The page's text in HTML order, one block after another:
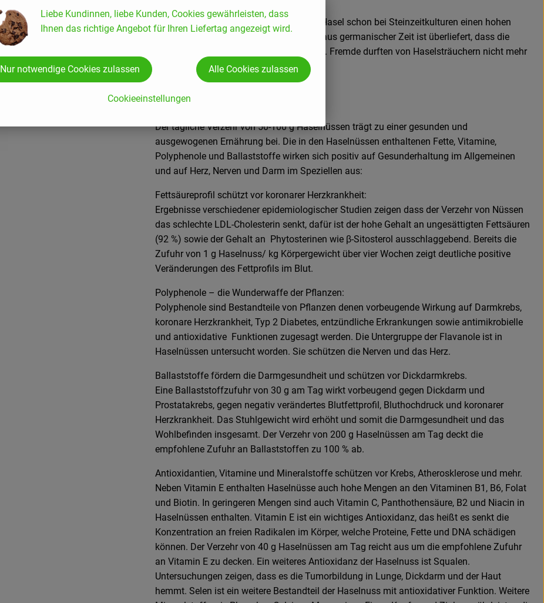
Als sehr altes Nahrungsmittel dürfte die Hasel schon bei Steinzeitkulturen einen hohen
Stellenwert besessen haben. Zumindest aus germanischer Zeit ist überliefert, dass die
„Frau Haselin“ nicht gefällt werden durfte. Fremde durften von Haselsträuchern nicht mehr
als eine Handvoll Nüsse nehmen.
Was ist drin?
Der tägliche Verzehr von 50-100 g Haselnüssen trägt zu einer gesunden und
ausgewogenen Ernährung bei. Die in den Haselnüssen enthaltenen Fette, Vitamine,
Polyphenole und Ballaststoffe wirken sich positiv auf Gesunderhaltung im Allgemeinen
und auf Herz, Nerven und Darm im Speziellen aus:
Fettsäureprofil schützt vor koronarer Herzkrankheit:
Ergebnisse verschiedener epidemiologischer Studien zeigen dass der Verzehr von Nüssen
das schlechte LDL-Cholesterin senkt, dafür ist der hohe Gehalt an ungesättigten Fettsäuren
(92 %) sowie der Gehalt an Phytosterinen wie β-Sitosterol ausschlaggebend. Bereits die
Zufuhr von 1 g Haselnuss/ kg Körpergewicht über vier Wochen zeigt deutliche positive
Veränderungen des Fettprofils im Blut.
Polyphenole – die Wunderwaffe der Pflanzen:
Polyphenole sind Bestandteile von Pflanzen denen vorbeugende Wirkung auf Darmkrebs,
koronare Herzkrankheit, Typ 2 Diabetes, entzündliche Erkrankungen sowie antimikrobielle
und antioxidative Funktionen zugesagt werden. Die Untergruppe der Flavanole ist in
Haselnüssen untersucht worden. Sie schützen die Nerven und das Herz.
Ballaststoffe fördern die Darmgesundheit und schützen vor Dickdarmkrebs.
Eine Ballaststoffzufuhr von 30 g am Tag wirkt vorbeugend gegen Dickdarm und
Prostatakrebs, gegen negativ verändertes Blutfettprofil, Bluthochdruck und koronarer
Herzkrankheit. Das Stuhlgewicht wird erhöht und somit die Darmgesundheit und das
Wohlbefinden insgesamt. Der Verzehr von 200 g Haselnüssen am Tag deckt die
empfohlene Zufuhr an Ballaststoffen zu 100 % ab.
Antioxidantien, Vitamine und Mineralstoffe schützen vor Krebs, Atherosklerose und mehr.
Neben Vitamin E enthalten Haselnüsse auch hohe Mengen an den Vitaminen B1, B6, Folat
und Biotin. In geringeren Mengen sind auch Vitamin C, Panthothensäure, B2 und Niacin in
Haselnüssen enthalten. Vitamin E ist ein wichtiges Antioxidanz, das heißt es senkt die
Konzentration an freien Radikalen im Körper, welche Proteine, Fette und DNA schädigen
können. Der Verzehr von 40 g Haselnüssen am Tag reicht aus um die empfohlene Zufuhr
an Vitamin E zu decken. Ein weiteres Antioxidanz der Haselnuss ist Squalen.
Untersuchungen zeigen, dass es die Tumorbildung in Lunge, Dickdarm und der Haut
hemmt. Selen ist ein weitere Bestandteil der Haselnuss mit antioxidativer Funktion. Weitere
Liebe Kundinnen, liebe Kunden, Cookies gewährleisten, dass
Ihnen das richtige Angebot für Ihren Liefertag angezeigt wird.
Cookieeinstellungen
Nur notwendige Cookies zulassen Alle Cookies zulassen